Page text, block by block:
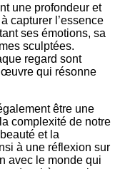
une profondeur et
capturer l’essence
ses émotions, sa
sculptées.
regard sont
qui résonne
être une
complexité de notre
et la
à une réflexion sur
avec le monde qui